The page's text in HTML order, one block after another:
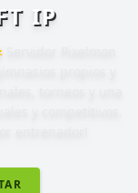
IP
Pixelmon